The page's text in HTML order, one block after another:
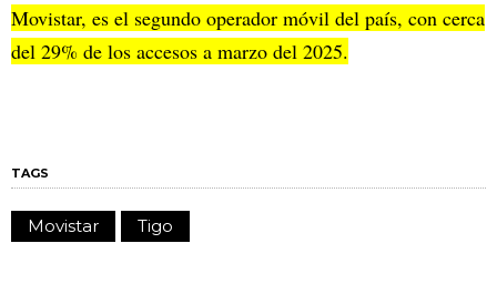
Movistar, es el segundo operador móvil del país, con cerca
del 29% de los accesos a marzo del 2025.
TAGS
Movistar Tigo